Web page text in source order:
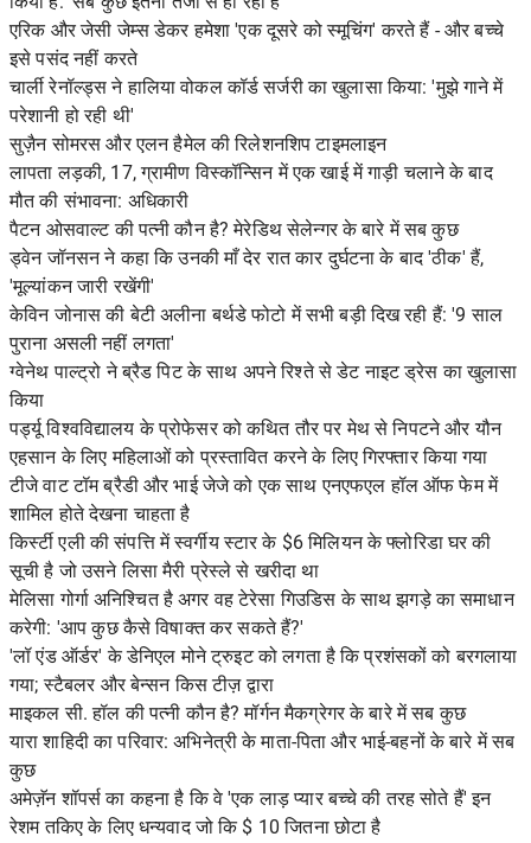
एरिक और जेसी जेम्स डेकर हमेशा 'एक दूसरे को स्मूचिंग' करते हैं - और बच्चे
इसे पसंद नहीं करते
चार्ली रेनॉल्ड्स ने हालिया वोकल कॉर्ड सर्जरी का खुलासा किया: 'मुझे गाने में
परेशानी हो रही थी'
सुज़ैन सोमरस और एलन हैमेल की रिलेशनशिप टाइमलाइन
लापता लड़की, 17, ग्रामीण विस्कॉन्सिन में एक खाई में गाड़ी चलाने के बाद
मौत की संभावना: अधिकारी
पैटन ओसवाल्ट की पत्नी कौन है? मेरेडिथ सेलेन्गर के बारे में सब कुछ
ड्वेन जॉनसन ने कहा कि उनकी माँ देर रात कार दुर्घटना के बाद 'ठीक' हैं,
'मूल्यांकन जारी रखेंगी'
केविन जोनास की बेटी अलीना बर्थडे फोटो में सभी बड़ी दिख रही हैं: '9 साल
पुराना असली नहीं लगता'
ग्वेनेथ पाल्ट्रो ने ब्रैड पिट के साथ अपने रिश्ते से डेट नाइट ड्रेस का खुलासा
किया
पर्ड्यू विश्वविद्यालय के प्रोफेसर को कथित तौर पर मेथ से निपटने और यौन
एहसान के लिए महिलाओं को प्रस्तावित करने के लिए गिरफ्तार किया गया
टीजे वाट टॉम ब्रैडी और भाई जेजे को एक साथ एनएफएल हॉल ऑफ फेम में
शामिल होते देखना चाहता है
किर्स्टी एली की संपत्ति में स्वर्गीय स्टार के $6 मिलियन के फ्लोरिडा घर की
सूची है जो उसने लिसा मैरी प्रेस्ले से खरीदा था
मेलिसा गोर्गा अनिश्चित है अगर वह टेरेसा गिउडिस के साथ झगड़े का समाधान
करेगी: 'आप कुछ कैसे विषाक्त कर सकते हैं?'
'लॉ एंड ऑर्डर' के डेनिएल मोने ट्रुइट को लगता है कि प्रशंसकों को बरगलाया
गया; स्टैबलर और बेन्सन किस टीज़ द्वारा
माइकल सी. हॉल की पत्नी कौन है? मॉर्गन मैकग्रेगर के बारे में सब कुछ
यारा शाहिदी का परिवार: अभिनेत्री के माता-पिता और भाई-बहनों के बारे में सब
कुछ
अमेज़ॅन शॉपर्स का कहना है कि वे 'एक लाड़ प्यार बच्चे की तरह सोते हैं' इन
रेशम तकिए के लिए धन्यवाद जो कि $ 10 जितना छोटा है